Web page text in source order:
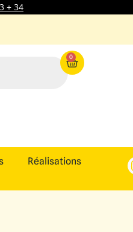
+ 34
0
Réalisations